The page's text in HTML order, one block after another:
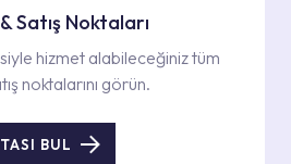
Satış Noktaları
hizmet alabileceğiniz tüm
noktalarını görün.
BUL